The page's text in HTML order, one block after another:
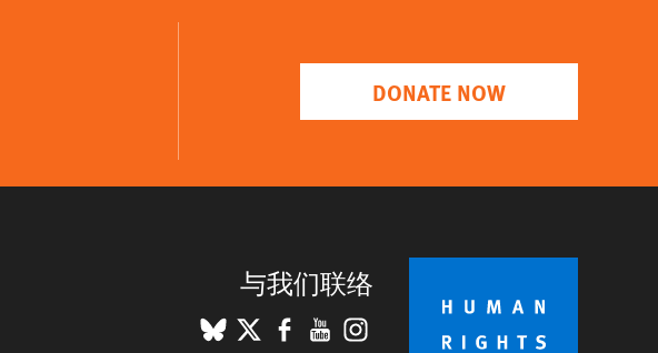
DONATE NOW
与我们联络
BlueSky
X Facebook
YouTube
Instagram